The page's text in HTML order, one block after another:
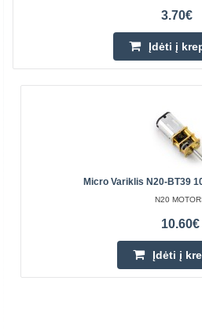
3.70€
Įdėti į
Micro Variklis N20-BT39
N20
10.60€
Įdėti į